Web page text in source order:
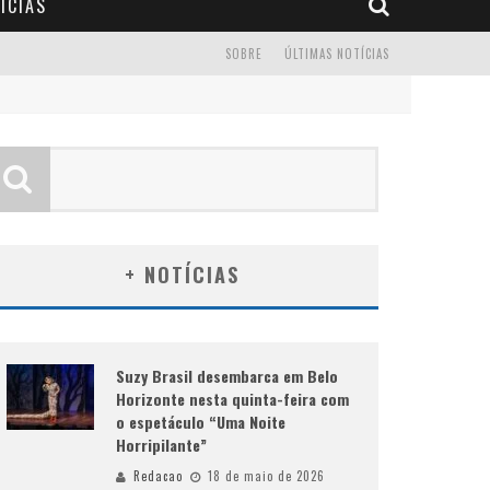
ÚLTIMAS NOTÍCIAS
SOBRE
+ NOTÍCIAS
Suzy Brasil desembarca em Belo
Horizonte nesta quinta-feira com
o espetáculo “Uma Noite
Horripilante”
Redacao 18 de maio de 2026